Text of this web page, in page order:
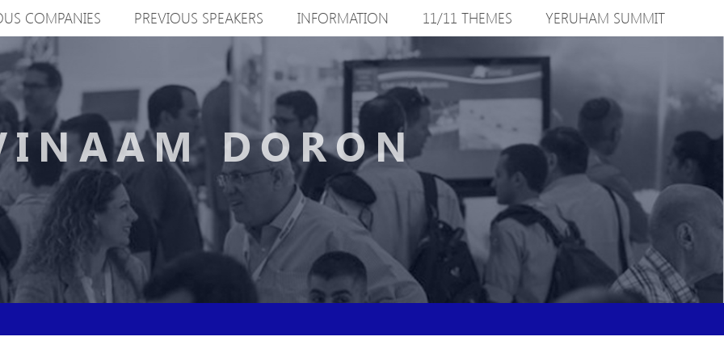
COMPANIES PREVIOUS SPEAKERS INFORMATION 11/11 THEMES YERUHAM SUMMIT
DORON